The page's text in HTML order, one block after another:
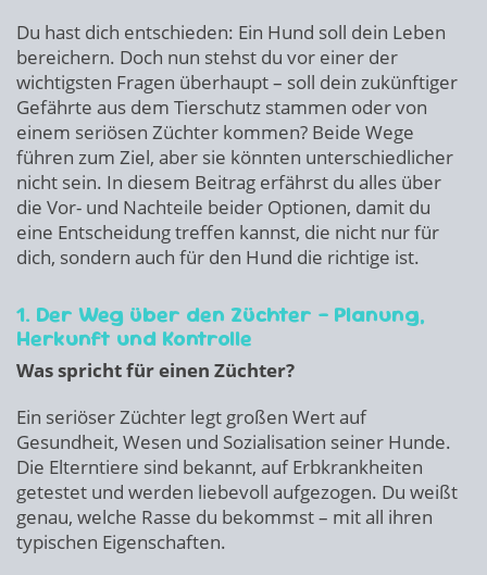
Du hast dich entschieden: Ein Hund soll dein Leben
bereichern. Doch nun stehst du vor einer der
wichtigsten Fragen überhaupt – soll dein zukünftiger
Gefährte aus dem Tierschutz stammen oder von
einem seriösen Züchter kommen? Beide Wege
führen zum Ziel, aber sie könnten unterschiedlicher
nicht sein. In diesem Beitrag erfährst du alles über
die Vor- und Nachteile beider Optionen, damit du
eine Entscheidung treffen kannst, die nicht nur für
dich, sondern auch für den Hund die richtige ist.
1. Der Weg über den Züchter – Planung,
Herkunft und Kontrolle
Was spricht für einen Züchter?
Ein seriöser Züchter legt großen Wert auf
Gesundheit, Wesen und Sozialisation seiner Hunde.
Die Elterntiere sind bekannt, auf Erbkrankheiten
getestet und werden liebevoll aufgezogen. Du weißt
genau, welche Rasse du bekommst – mit all ihren
typischen Eigenschaften.